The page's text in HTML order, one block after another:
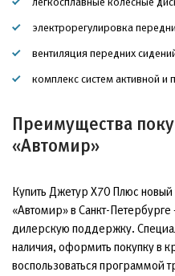
электрорегулировка
вентиляция передних
комплекс систем активной и
Преимущества
«Автомир»
Купить Джетур Х70 Плюс
«Автомир» в Санкт-
дилерскую поддержку.
наличия, оформить покупку в
воспользоваться программой